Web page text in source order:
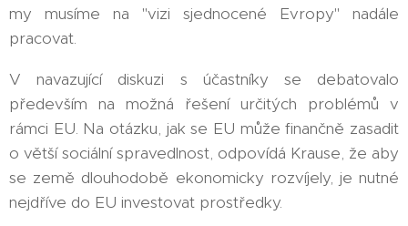
my musíme na "vizi sjednocené Evropy" nadále
pracovat.
V navazující diskuzi s účastníky se debatovalo
především na možná řešení určitých problémů v
rámci EU. Na otázku, jak se EU může finančně zasadit
o větší sociální spravedlnost, odpovídá Krause, že aby
se země dlouhodobě ekonomicky rozvíjely, je nutné
nejdříve do EU investovat prostředky.